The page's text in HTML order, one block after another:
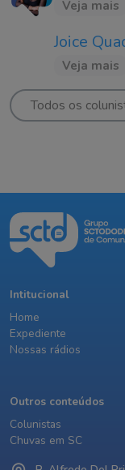
Veja mais
Joice
Veja mais
Todos os
Intitucional
Home
Expediente
Nossas rádios
Outros conteúdos
Colunistas
Chuvas em SC